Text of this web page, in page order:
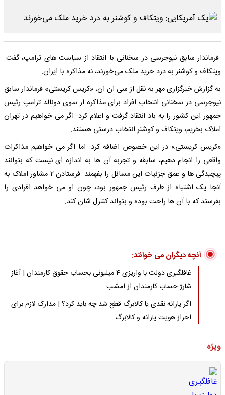
فرماندار سابق نیوجرسی در سخنانی با انتقاد از سیاست های ترامپ، گفت:
ویتکاف و کوشنر به درد خرید ملک می‌خورند، نه مذاکره با ایران.
به گزارش خبرگزاری مهر به نقل از سی ان ان، «کریس کریستی» فرماندار سابق
نیوجرسی در سخنانی انتخاب افراد برای مذاکره از سوی دونالد ترامپ رئیس
جمهور این کشور را به باد انتقاد گرفت و اعلام کرد: اگر می خواهیم در تهران
املاک بخریم، ویتکاف و کوشنر انتخاب درستی هستند.
«کریس کریستی» در این خصوص اضافه کرد: اما اگر می خواهیم مذاکرات
واقعی را انجام دهیم، سابقه و تجربه آن‌ ها به اندازه ای نیست که بتوانند
پیچیدگی ها و عمق جزئیات این مسائل را بفهمند. فرستادن ۲ مشاور املاک به
آنجا یک اشتباه از طرف رئیس‌ جمهور بود، چون او می‌ خواهد افرادی را
بفرستد که با آن‌ ها راحت بوده و بتواند کنترل‌ شان کند.
آنچه دیگران می خوانند:
غافلگیری دولت با واریزی 4 میلیونی بحساب حقوق کارمندان | آغاز
شارژ حساب کارمندان از امشب
اگر یارانه نقدی یا کالابرگ قطع شد چه باید کرد؟ | مدارک لازم برای
احراز هویت یارانه و کالابرگ
ویژه